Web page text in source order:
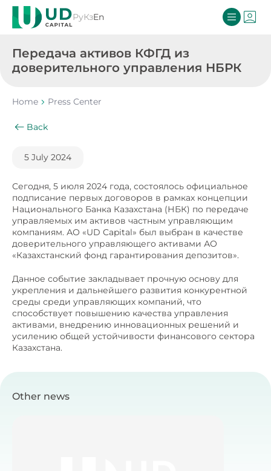
РуКзEn
Передача активов КФГД из
доверительного управления НБРК
Home Press Center
Back
5 July 2024
Сегодня, 5 июля 2024 года, состоялось официальное
подписание первых договоров в рамках концепции
Национального Банка Казахстана (НБК) по передаче
управляемых им активов частным управляющим
компаниям. АО «UD Capital» был выбран в качестве
доверительного управляющего активами АО
«Казахстанский фонд гарантирования депозитов».
Данное событие закладывает прочную основу для
укрепления и дальнейшего развития конкурентной
среды среди управляющих компаний, что
способствует повышению качества управления
активами, внедрению инновационных решений и
усилению общей устойчивости финансового сектора
Казахстана.
Other news